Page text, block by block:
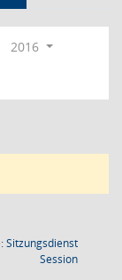
2016
Sitzungsdienst
Session(Wird in